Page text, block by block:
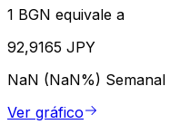
1 BGN equivale a
92,9165 JPY
NaN (NaN%) Semanal
Ver gráfico